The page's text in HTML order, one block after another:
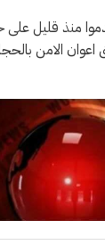
من مصادر مطلعة ان عددا من الشبان
الامن